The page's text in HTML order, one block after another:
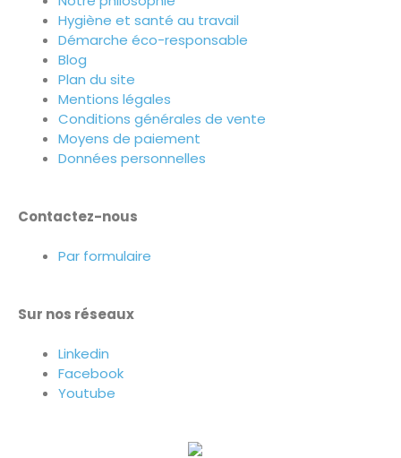
Hygiène et santé au travail
Démarche éco-responsable
Blog
Plan du site
Mentions légales
Conditions générales de vente
Moyens de paiement
Données personnelles
Contactez-nous
Par formulaire
Sur nos réseaux
Linkedin
Facebook
Youtube